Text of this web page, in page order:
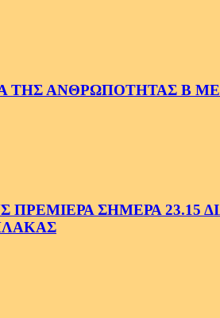
ΑΝΘΡΩΠΟΤΗΤΑΣ Β
ΣΗΜΕΡΑ 23.15